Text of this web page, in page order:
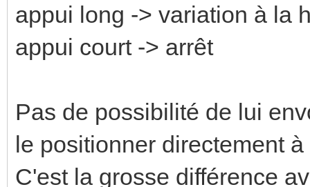
appui long -> variation à la
appui court -> arrêt
Pas de possibilité de lui
le positionner directement
C'est la grosse différence